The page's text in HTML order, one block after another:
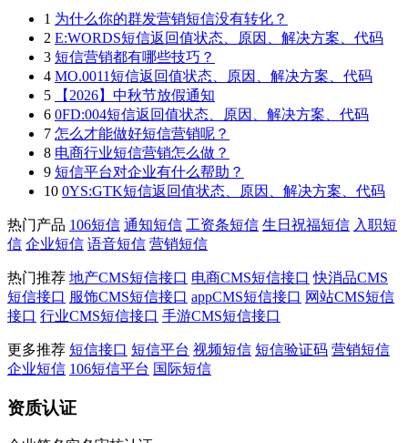
1 为什么你的群发营销短信没有转化？
2 E:WORDS短信返回值状态、原因、解决方案、代码
3 短信营销都有哪些技巧？
4 MO.0011短信返回值状态、原因、解决方案、代码
5
【2026】中秋节放假通知
6 0FD:004短信返回值状态、原因、解决方案、代码
7 怎么才能做好短信营销呢？
8 电商行业短信营销怎么做？
9 短信平台对企业有什么帮助？
10 0YS:GTK短信返回值状态、原因、解决方案、代码
热门产品 106短信 通知短信 工资条短信 生日祝福短信 入职短
信 企业短信 语音短信 营销短信
热门推荐 地产CMS短信接口 电商CMS短信接口 快消品CMS
短信接口 服饰CMS短信接口 appCMS短信接口 网站CMS短信
接口 行业CMS短信接口 手游CMS短信接口
更多推荐 短信接口 短信平台 视频短信 短信验证码 营销短信
企业短信 106短信平台 国际短信
资质认证